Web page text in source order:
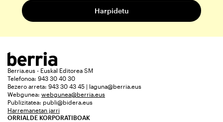
Berria.eus - Euskal Editorea SM
Telefonoa: 943 30 40 30
Bezero arreta: 943 30 43 45 | laguna@berria.eus
Webgunea: webgunea@berria.eus
Publizitatea: publi@bidera.eus
Harremanetan jarri
ORRIALDE KORPORATIBOAK